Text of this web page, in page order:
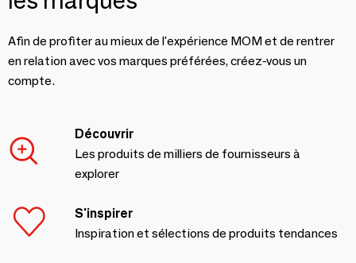
Afin de profiter au mieux de l'expérience MOM et de rentrer
en relation avec vos marques préférées, créez-vous un
compte.
Découvrir
Les produits de milliers de fournisseurs à
explorer
S'inspirer
Inspiration et sélections de produits tendances